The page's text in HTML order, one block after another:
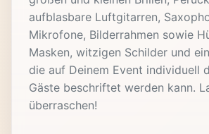
aufblasbare Luftgitarren,
Mikrofone, Bilderrahmen sowie
Masken, witzigen Schilder und
die auf Deinem Event individuell
Gäste beschriftet werden kann.
überraschen!